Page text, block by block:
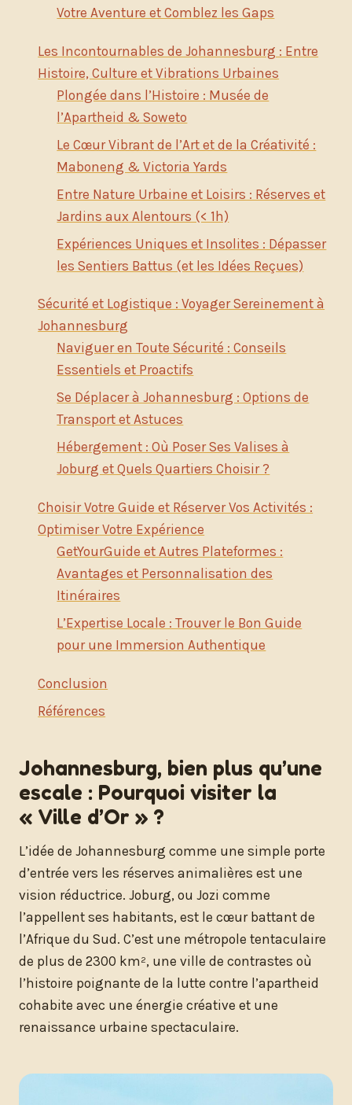
Votre Aventure et Comblez les Gaps
Les Incontournables de Johannesburg : Entre
Histoire, Culture et Vibrations Urbaines
Plongée dans l’Histoire : Musée de
l’Apartheid & Soweto
Le Cœur Vibrant de l’Art et de la Créativité :
Maboneng & Victoria Yards
Entre Nature Urbaine et Loisirs : Réserves et
Jardins aux Alentours (< 1h)
Expériences Uniques et Insolites : Dépasser
les Sentiers Battus (et les Idées Reçues)
Sécurité et Logistique : Voyager Sereinement à
Johannesburg
Naviguer en Toute Sécurité : Conseils
Essentiels et Proactifs
Se Déplacer à Johannesburg : Options de
Transport et Astuces
Hébergement : Où Poser Ses Valises à
Joburg et Quels Quartiers Choisir ?
Choisir Votre Guide et Réserver Vos Activités :
Optimiser Votre Expérience
GetYourGuide et Autres Plateformes :
Avantages et Personnalisation des
Itinéraires
L’Expertise Locale : Trouver le Bon Guide
pour une Immersion Authentique
Conclusion
Références
Johannesburg, bien plus qu’une
escale : Pourquoi visiter la
« Ville d’Or » ?
L’idée de Johannesburg comme une simple porte
d’entrée vers les réserves animalières est une
vision réductrice. Joburg, ou Jozi comme
l’appellent ses habitants, est le cœur battant de
l’Afrique du Sud. C’est une métropole tentaculaire
de plus de 2300 km², une ville de contrastes où
l’histoire poignante de la lutte contre l’apartheid
cohabite avec une énergie créative et une
renaissance urbaine spectaculaire.